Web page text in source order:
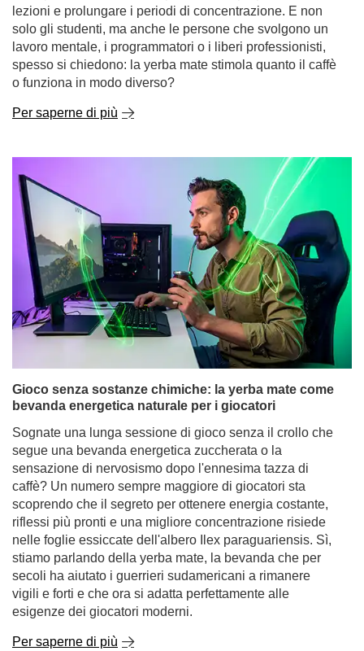
Per saperne di più
Gioco senza sostanze chimiche: la yerba mate come
bevanda energetica naturale per i giocatori
Sognate una lunga sessione di gioco senza il crollo che
segue una bevanda energetica zuccherata o la
caffè? Un numero sempre maggiore di giocatori sta
scoprendo che il segreto per ottenere energia costante,
riflessi più pronti e una migliore concentrazione risiede
nelle foglie essiccate dell'albero Ilex paraguariensis. Sì,
stiamo parlando della yerba mate, la bevanda che per
secoli ha aiutato i guerrieri sudamericani a rimanere
vigili e forti e che ora si adatta perfettamente alle
esigenze dei giocatori moderni.
Per saperne di più